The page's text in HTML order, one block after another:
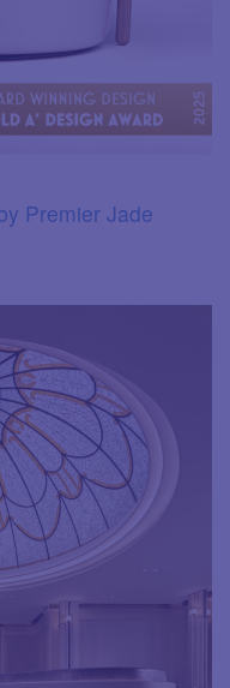
Premier Jade